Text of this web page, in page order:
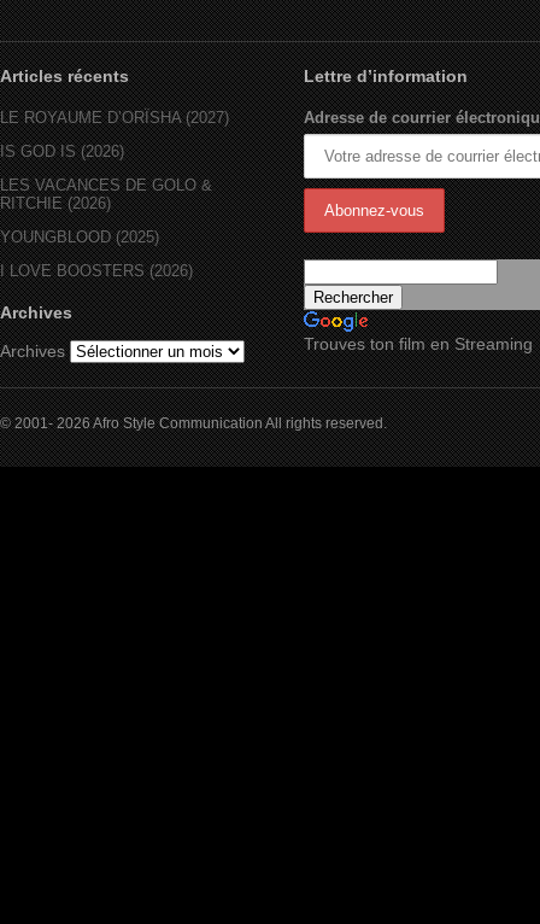
Articles récents
LE ROYAUME D’ORÏSHA (2027)
IS GOD IS (2026)
LES VACANCES DE GOLO &
RITCHIE (2026)
YOUNGBLOOD (2025)
I LOVE BOOSTERS (2026)
Archives
Archives
Lettre d’information
Adresse de courrier
Trouves ton film en Streaming
© 2001- 2026 Afro Style Communication All rights reserved.